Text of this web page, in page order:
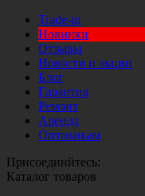
Trade-in
Новинки
Отзывы
Новости и акции
Блог
Гарантия
Ремонт
Аренда
Оптовикам
Присоединйтесь:
Каталог товаров